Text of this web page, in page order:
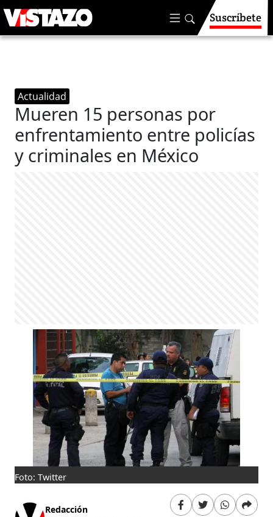
Suscríbete
Actualidad
Mueren 15 personas por
enfrentamiento entre policías
y criminales en México
Foto: Twitter
Redacción